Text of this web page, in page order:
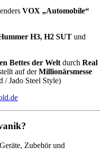
VOX „Automobile“
H3, H2 SUT und
Bettes der Welt durch Real
auf derMillionärsmesse
/ Jado Steel Style)
Geräte, Zubehör und